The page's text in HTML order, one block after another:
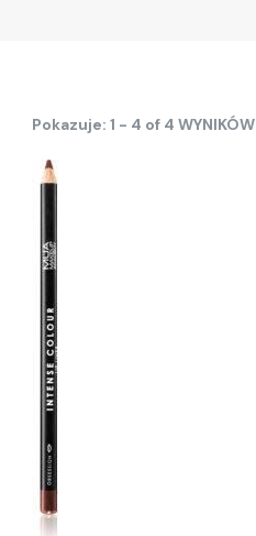
Pokazuje: 1 - 4 of 4 WYNIKÓW